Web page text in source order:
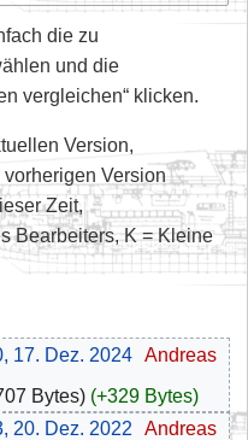
die zu
und die
vergleichen“ klicken.
Version,
Version
Zeit,
Bearbeiters, K = Kleine
17. Dez. 2024‎ Andreas
Bytes
+329 Bytes
20. Dez. 2022
Andreas